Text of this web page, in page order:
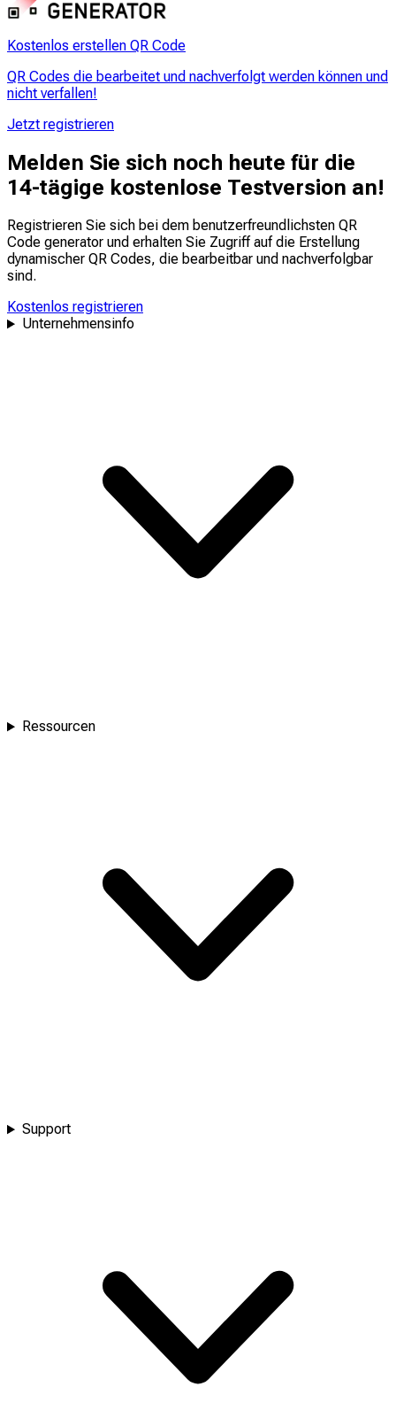
Kostenlos erstellen QR Code
QR Codes die bearbeitet und nachverfolgt werden können und
nicht verfallen!
Jetzt registrieren
Melden Sie sich noch heute für die
14-tägige kostenlose Testversion an!
Registrieren Sie sich bei dem benutzerfreundlichsten QR
Code generator und erhalten Sie Zugriff auf die Erstellung
dynamischer QR Codes, die bearbeitbar und nachverfolgbar
sind.
Kostenlos registrieren
Unternehmensinfo
Ressourcen
Support